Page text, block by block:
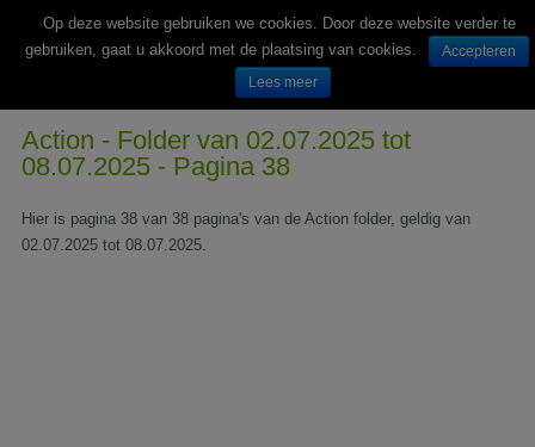
Wekelijks nieuwe folders van Nederlandse supermarkten en winkels
Action - Folder van 02.07.2025 tot
08.07.2025 - Pagina 38
Hier is pagina 38 van 38 pagina's van de Action folder, geldig van
02.07.2025 tot 08.07.2025.
Op deze website gebruiken we cookies. Door deze website verder te
gebruiken, gaat u akkoord met de plaatsing van cookies.
Accepteren
Lees meer